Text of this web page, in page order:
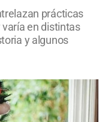
prácticas
en distintas
y algunos